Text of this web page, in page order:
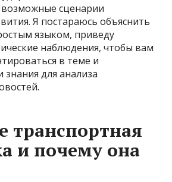
возможные сценарии
Я постараюсь объяснить
языком, приведу
наблюдения, чтобы вам
в теме и
знания для анализа
транспортная
и почему она